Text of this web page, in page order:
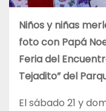
Niños y niñas
foto con Papá
Feria del
Tejadito” del
El sábado 21 y